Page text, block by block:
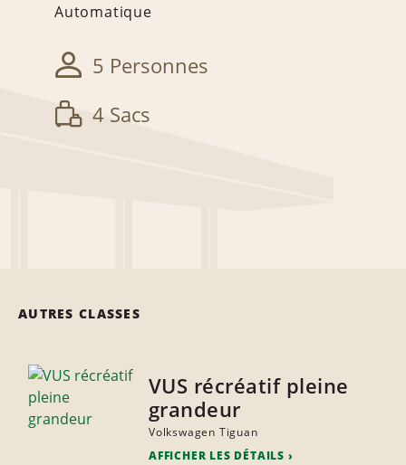
Automatique
5 Personnes
4 Sacs
AUTRES CLASSES
VUS récréatif pleine
grandeur
Volkswagen Tiguan
AFFICHER LES DÉTAILS